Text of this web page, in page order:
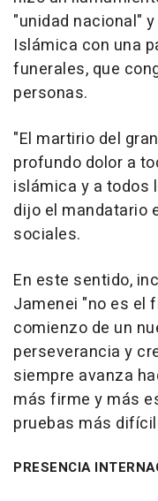
"unidad nacional"
Islámica con una
funerales, que
personas.
"El martirio del
profundo dolor a
islámica y a todos
dijo el mandatario
sociales.
En este sentido,
Jamenei "no es el
comienzo de un
perseverancia y
siempre avanza
más firme y más
pruebas más
PRESENCIA